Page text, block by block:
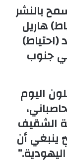
بالنشر
هاريل
(احتياط)
جنوب
اليوم
الشقيف
أن